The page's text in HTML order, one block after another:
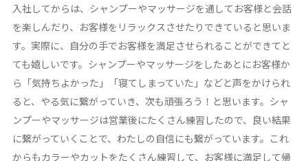
入社してからは、シャンプーやマッサージを通してお客様と会話
を楽しんだり、お客様をリラックスさせたりできていると思いま
す。実際に、自分の手でお客様を満足させられることができてと
ても嬉しいです。シャンプーやマッサージをしたあとにお客様か
ら「気持ちよかった」「寝てしまっていた」などと声をかけられ
ると、やる気に繋がっていき、次も頑張ろう！と思います。シャ
ンプーやマッサージは営業後にたくさん練習したので、良い結果
に繋がっていくことで、わたしの自信にも繋がっています。これ
からもカラーやカットをたくさん練習して、お客様に満足して帰